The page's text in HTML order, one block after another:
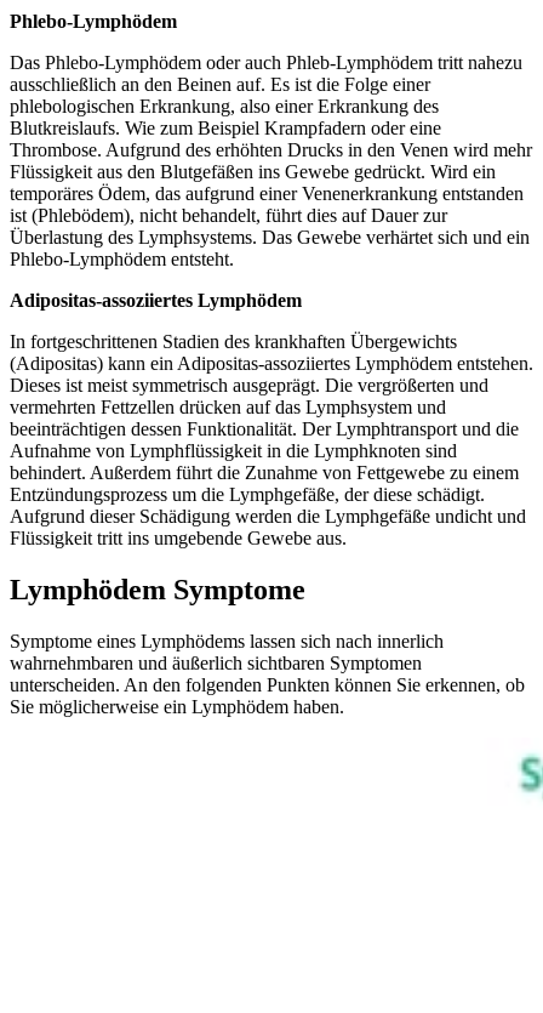
Phlebo-Lymphödem
Das Phlebo-Lymphödem oder auch Phleb-Lymphödem tritt nahezu
ausschließlich an den Beinen auf. Es ist die Folge einer
phlebologischen Erkrankung, also einer Erkrankung des
Blutkreislaufs. Wie zum Beispiel Krampfadern oder eine
Thrombose. Aufgrund des erhöhten Drucks in den Venen wird mehr
Flüssigkeit aus den Blutgefäßen ins Gewebe gedrückt. Wird ein
temporäres Ödem, das aufgrund einer Venenerkrankung entstanden
ist (Phlebödem), nicht behandelt, führt dies auf Dauer zur
Überlastung des Lymphsystems. Das Gewebe verhärtet sich und ein
Phlebo-Lymphödem entsteht.
Adipositas-assoziiertes Lymphödem
In fortgeschrittenen Stadien des krankhaften Übergewichts
(Adipositas) kann ein Adipositas-assoziiertes Lymphödem entstehen.
Dieses ist meist symmetrisch ausgeprägt. Die vergrößerten und
vermehrten Fettzellen drücken auf das Lymphsystem und
beeinträchtigen dessen Funktionalität. Der Lymphtransport und die
Aufnahme von Lymphflüssigkeit in die Lymphknoten sind
behindert. Außerdem führt die Zunahme von Fettgewebe zu einem
Entzündungsprozess um die Lymphgefäße, der diese schädigt.
Aufgrund dieser Schädigung werden die Lymphgefäße undicht und
Flüssigkeit tritt ins umgebende Gewebe aus.
Lymphödem Symptome
Symptome eines Lymphödems lassen sich nach innerlich
wahrnehmbaren und äußerlich sichtbaren Symptomen
unterscheiden. An den folgenden Punkten können Sie erkennen, ob
Sie möglicherweise ein Lymphödem haben.